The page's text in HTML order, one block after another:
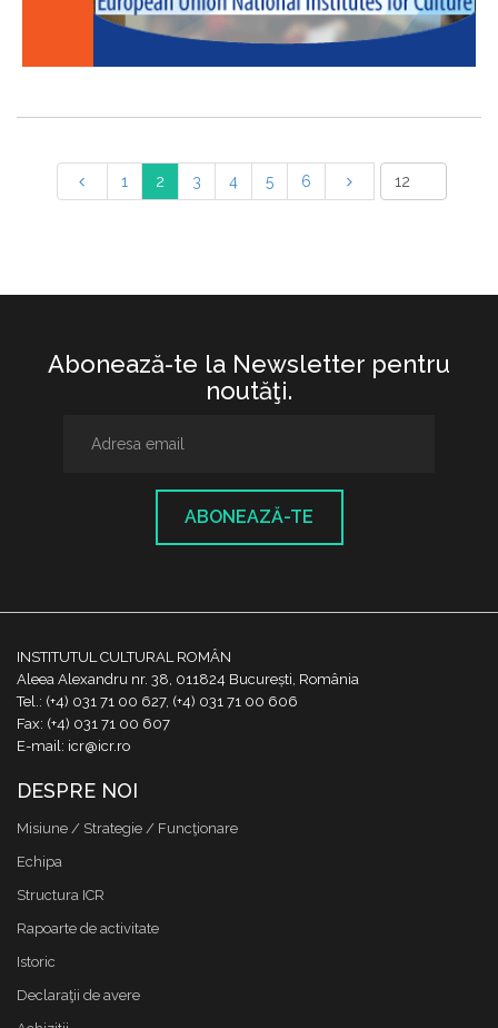
1 2 3 4 5 6
Abonează-te la Newsletter pentru
noutăţi.
ABONEAZĂ-TE
INSTITUTUL CULTURAL ROMÂN
Aleea Alexandru nr. 38, 011824 București, România
Tel.: (+4) 031 71 00 627, (+4) 031 71 00 606
Fax: (+4) 031 71 00 607
E-mail: icr@icr.ro
DESPRE NOI
Misiune / Strategie / Funcţionare
Echipa
Structura ICR
Rapoarte de activitate
Istoric
Declaraţii de avere